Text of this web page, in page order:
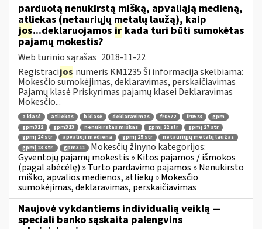
parduotą nenukirstą mišką, apvaliąją medieną,
atliekas (netauriųjų metalų laužą), kaip
jos...deklaruojamos ir kada turi būti sumokėtas
pajamų mokestis?
Web turinio sąrašas 2018-11-22
Registracijos numeris KM1235 Ši informacija skelbiama:
Mokesčio sumokėjimas, deklaravimas, perskaičiavimas
Pajamų klasė Priskyrimas pajamų klasei Deklaravimas
Mokesčio...
a klasė atliekos b klasė deklaravimas fr0572 fr0573
gpm
gpm312
gpm313 nenukirstas miškas gpmį 22 str
gpmį 27 str
gpmį 24 str
apvalioji mediena gpmį 25 str
netauriųjų metalų laužas
gpmį 23 str.
gpm311
Mokesčių žinyno kategorijos:
Gyventojų pajamų mokestis » Kitos pajamos / išmokos
(pagal abėcėlę) » Turto pardavimo pajamos » Nenukirsto
miško, apvalios medienos, atliekų » Mokesčio
sumokėjimas, deklaravimas, perskaičiavimas
Naujovė vykdantiems individualią veiklą —
speciali banko sąskaita palengvins